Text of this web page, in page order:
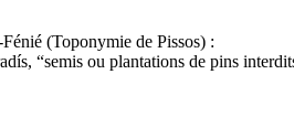
(Toponymie de Pissos) :
“semis ou plantations de pins